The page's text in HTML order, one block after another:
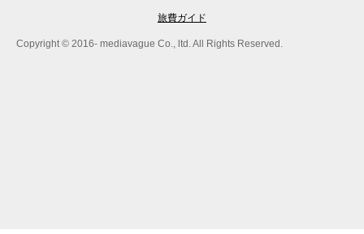
旅費ガイド
Copyright © 2016- mediavague Co., ltd. All Rights Reserved.